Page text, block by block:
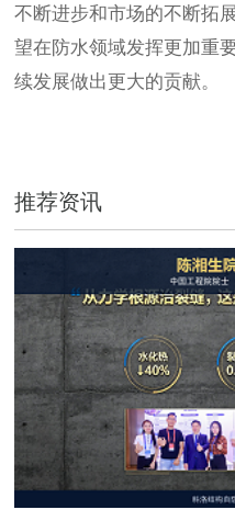
不断进步和市场的不断拓
望在防水领域发挥更加重
续发展做出更大的贡献。
推荐资讯